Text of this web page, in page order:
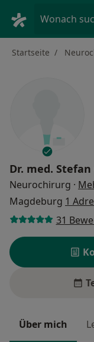
Wonach
Startseite
Dr. med.
Neurochirurg ·
Magdeburg 1
31
Über mich